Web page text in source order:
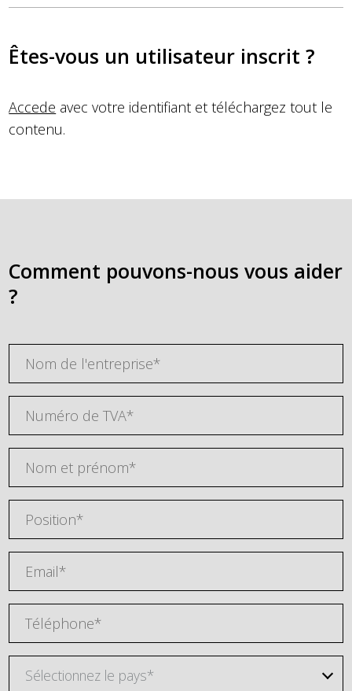
Êtes-vous un utilisateur inscrit ?
Accede avec votre identifiant et téléchargez tout le
contenu.
Comment pouvons-nous vous aider
?
Sélectionnez le pays*